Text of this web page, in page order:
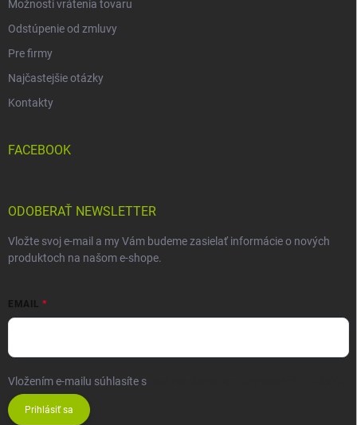
Možnosti vrátenia tovaru
Odstúpenie od zmluvy
Pre firmy
Najčastejšie otázky
Kontakty
FACEBOOK
ODOBERAŤ NEWSLETTER
Vložte svoj e-mail a my Vám budeme zasielať informácie o nových
produktoch na našom e-shope.
EMAIL
Vložením e-mailu súhlasíte s
Prihlásiť sa